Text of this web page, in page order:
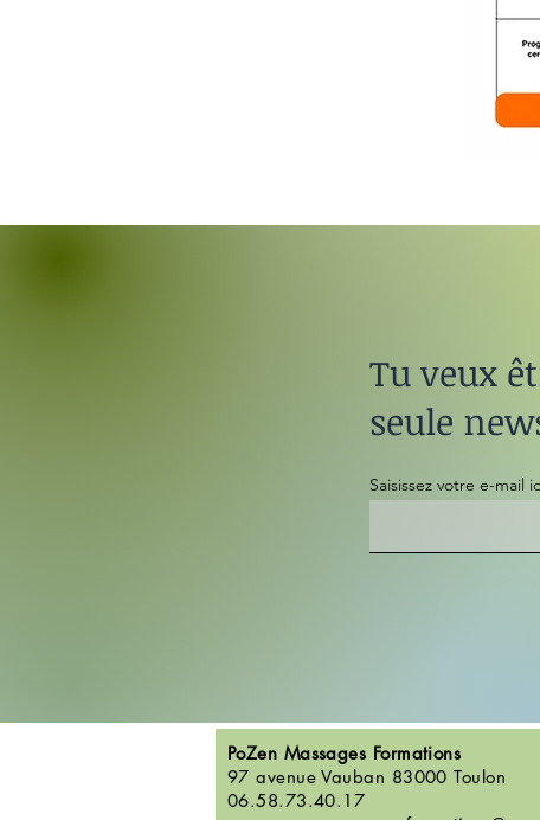
Tu veux
seule
Saisissez votre e-mail
PoZen Massages Formations
97 avenue Vauban 83000 Toulon
06.58.73.40.17